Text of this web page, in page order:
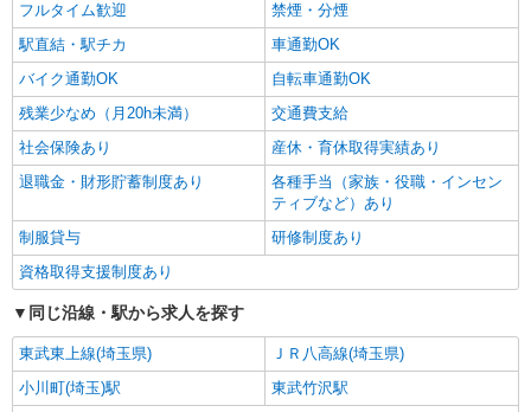
フルタイム歓迎
禁煙・分煙
駅直結・駅チカ
車通勤OK
バイク通勤OK
自転車通勤OK
残業少なめ（月20h未満）
交通費支給
社会保険あり
産休・育休取得実績あり
退職金・財形貯蓄制度あり
各種手当（家族・役職・インセン
ティブなど）あり
制服貸与
研修制度あり
資格取得支援制度あり
同じ沿線・駅から求人を探す
東武東上線(埼玉県)
ＪＲ八高線(埼玉県)
小川町(埼玉)駅
東武竹沢駅